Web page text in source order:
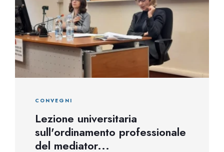
CONVEGNI
Lezione universitaria
sull'ordinamento professionale
del mediator...